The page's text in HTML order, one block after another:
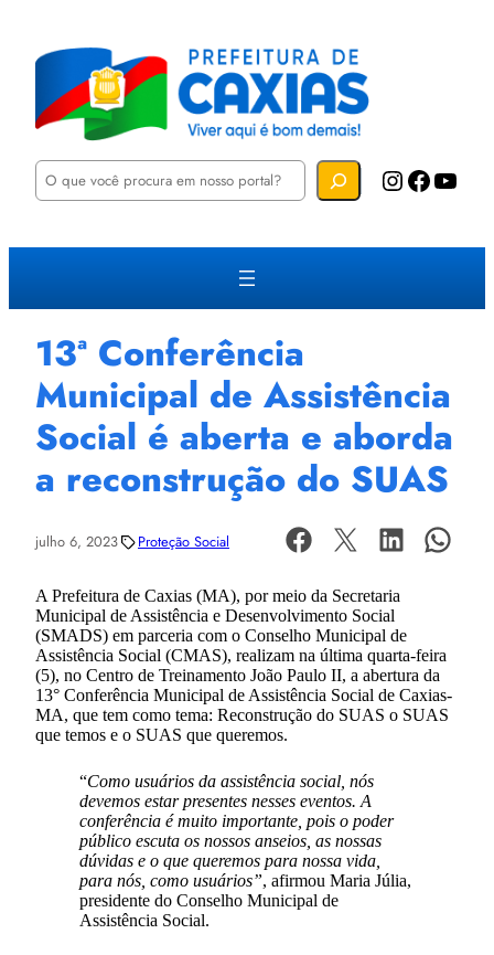
P
u
a
Instagram Facebook YouTube
13ª Conferência
Municipal de Assistência
Social é aberta e aborda
a reconstrução do SUAS
julho 6, 2023 Proteção Social
A Prefeitura de Caxias (MA), por meio da Secretaria
Municipal de Assistência e Desenvolvimento Social
(SMADS) em parceria com o Conselho Municipal de
Assistência Social (CMAS), realizam na última quarta-feira
(5), no Centro de Treinamento João Paulo II, a abertura da
13° Conferência Municipal de Assistência Social de Caxias-
MA, que tem como tema: Reconstrução do SUAS o SUAS
que temos e o SUAS que queremos.
“Como usuários da assistência social, nós
devemos estar presentes nesses eventos. A
conferência é muito importante, pois o poder
público escuta os nossos anseios, as nossas
dúvidas e o que queremos para nossa vida,
para nós, como usuários”, afirmou Maria Júlia,
presidente do Conselho Municipal de
Assistência Social.